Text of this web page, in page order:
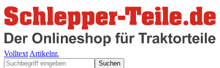
Volltext Artikelnr.
Suchen